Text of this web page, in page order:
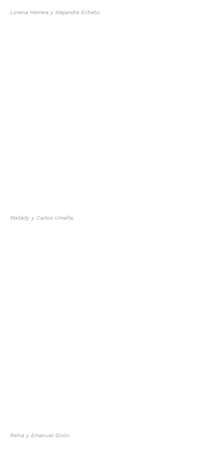
Lorena Herrera y Alejandra Echeto.
Mailady y Carlos Umaña.
Reina y Emanuel Girón.